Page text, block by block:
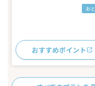
お
おすすめポイント